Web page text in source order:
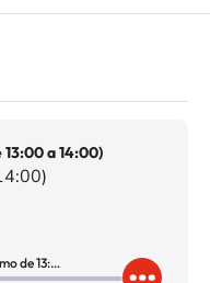
a 14:00)
Página 40 (07/08/2026 - Tramo de 13:00 a 14:00)